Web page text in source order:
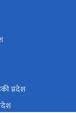
प्रदेश